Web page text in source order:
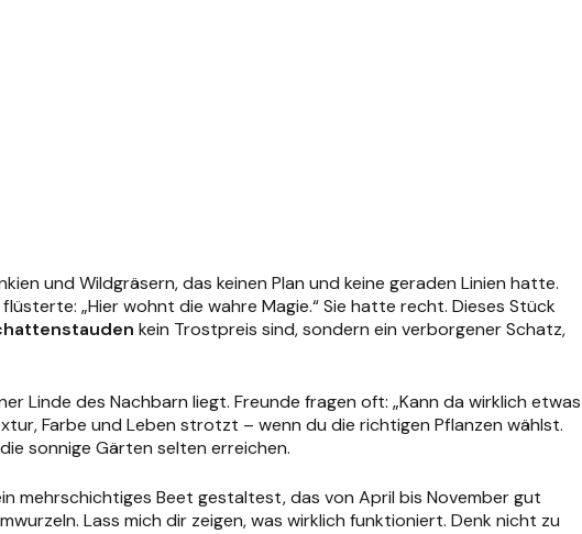
und Wildgräsern, das keinen Plan und keine geraden Linien hatte.
„Hier wohnt die wahre Magie.“ Sie hatte recht. Dieses Stück
kein Trostpreis sind, sondern ein verborgener Schatz,
Linde des Nachbarn liegt. Freunde fragen oft: „Kann da wirklich etwas
Farbe und Leben strotzt – wenn du die richtigen Pflanzen wählst.
sonnige Gärten selten erreichen.
mehrschichtiges Beet gestaltest, das von April bis November gut
Lass mich dir zeigen, was wirklich funktioniert. Denk nicht zu